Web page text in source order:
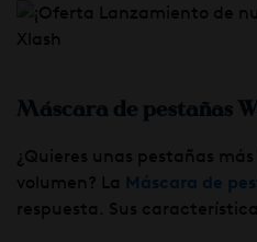
Máscara de pestañas
¿Quieres unas pestañas
volumen? La Máscara de
respuesta. Sus